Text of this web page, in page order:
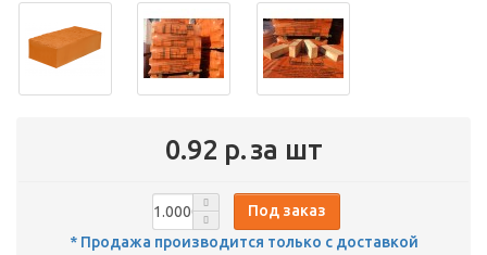
0.92 р.за шт
Под заказ
* Продажа производится только с доставкой